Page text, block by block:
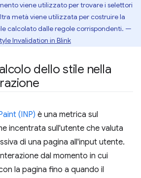
viene utilizzato per trovare i selettori
metà viene utilizzata per costruire la
calcolato dalle regole corrispondenti. —
Invalidation in Blink
dello stile nella
(INP) è una metrica sul
incentrata sull'utente che valuta
di una pagina all'input utente.
dal momento in cui
la pagina fino a quando il